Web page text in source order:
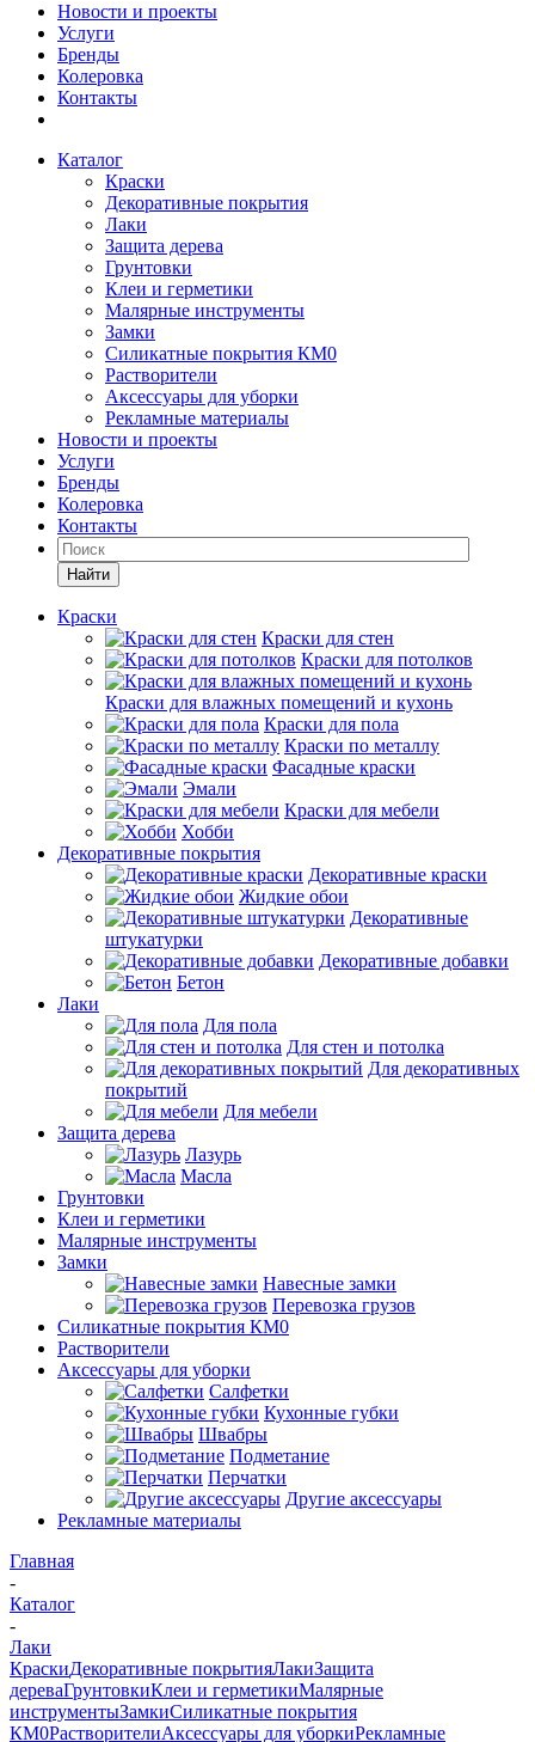
Новости и проекты
Услуги
Бренды
Колеровка
Контакты
Каталог
Краски
Декоративные покрытия
Лаки
Защита дерева
Грунтовки
Клеи и герметики
Малярные инструменты
Замки
Силикатные покрытия КМ0
Растворители
Аксессуары для уборки
Рекламные материалы
Новости и проекты
Услуги
Бренды
Колеровка
Контакты
Найти
Краски
Краски для стен
Краски для потолков
Краски для влажных помещений и кухонь
Краски для пола
Краски по металлу
Фасадные краски
Эмали
Краски для мебели
Хобби
Декоративные покрытия
Декоративные краски
Жидкие обои
Декоративные
штукатурки
Декоративные добавки
Бетон
Лаки
Для пола
Для стен и потолка
Для декоративных
покрытий
Для мебели
Защита дерева
Лазурь
Масла
Грунтовки
Клеи и герметики
Малярные инструменты
Замки
Навесные замки
Перевозка грузов
Силикатные покрытия КМ0
Растворители
Аксессуары для уборки
Салфетки
Кухонные губки
Швабры
Подметание
Перчатки
Другие аксессуары
Рекламные материалы
Главная
-
Каталог
-
Лаки
КраскиДекоративные покрытияЛакиЗащита
дереваГрунтовкиКлеи и герметикиМалярные
инструментыЗамкиСиликатные покрытия
КМ0РастворителиАксессуары для уборкиРекламные